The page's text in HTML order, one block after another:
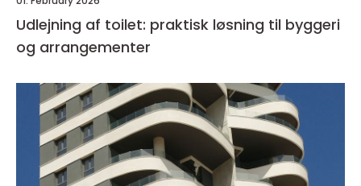
Udlejning af toilet: praktisk løsning til byggeri
og arrangementer